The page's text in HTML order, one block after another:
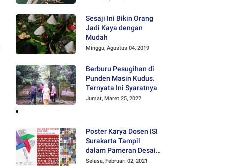
Sesaji Ini Bikin Orang
Jadi Kaya dengan
Mudah
Minggu, Agustus 04, 2019
Berburu Pesugihan di
Punden Masin Kudus.
Ternyata Ini Syaratnya
Jumat, Maret 25, 2022
Poster Karya Dosen ISI
Surakarta Tampil
dalam Pameran Desain
Poster Internasional
Selasa, Februari 02, 2021